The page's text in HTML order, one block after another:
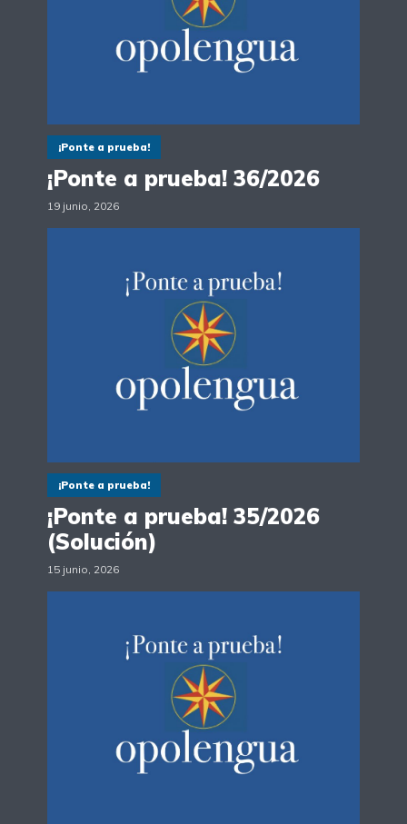
¡Ponte a prueba!
¡Ponte a prueba! 36/2026
19 junio, 2026
¡Ponte a prueba!
¡Ponte a prueba! 35/2026
(Solución)
15 junio, 2026